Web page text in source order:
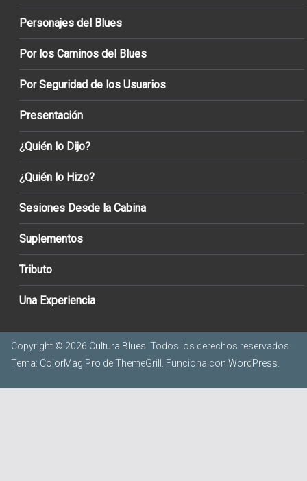
Personajes del Blues
Por los Caminos del Blues
Por Seguridad de los Usuarios
Presentación
¿Quién lo Dijo?
¿Quién lo Hizo?
Sesiones Desde la Cabina
Suplementos
Tributo
Una Experiencia
Copyright © 2026 Cultura Blues. Todos los derechos reservados.
Tema: ColorMag Pro de ThemeGrill. Funciona con WordPress.